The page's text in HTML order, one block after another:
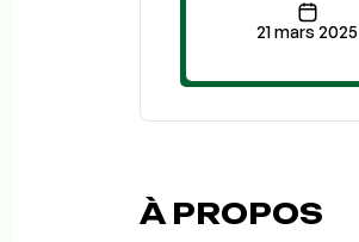
21 mars 2025
À PROPOS